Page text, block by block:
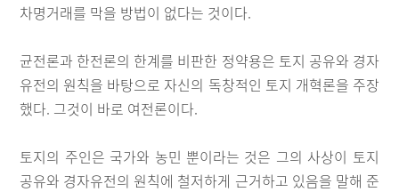
차명거래를 막을 방법이 없다는 것이다.
균전론과 한전론의 한계를 비판한 정약용은 토지 공유와 경자
유전의 원칙을 바탕으로 자신의 독창적인 토지 개혁론을 주장
했다. 그것이 바로 여전론이다.
토지의 주인은 국가와 농민 뿐이라는 것은 그의 사상이 토지
공유와 경자유전의 원칙에 철저하게 근거하고 있음을 말해 준